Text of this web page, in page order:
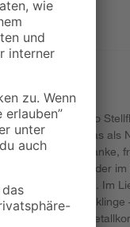
Setzlinge pro
einen Blick, was als
Das schlanke,
in der Garage oder
ohne Umräumen. Im
Pikieren und